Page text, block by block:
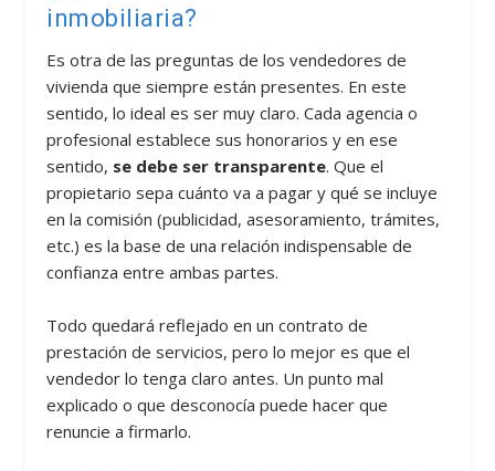
inmobiliaria?
Es otra de las preguntas de los vendedores de
vivienda que siempre están presentes. En este
sentido, lo ideal es ser muy claro. Cada agencia o
profesional establece sus honorarios y en ese
sentido, se debe ser transparente. Que el
propietario sepa cuánto va a pagar y qué se incluye
en la comisión (publicidad, asesoramiento, trámites,
etc.) es la base de una relación indispensable de
confianza entre ambas partes.
Todo quedará reflejado en un contrato de
prestación de servicios, pero lo mejor es que el
vendedor lo tenga claro antes. Un punto mal
explicado o que desconocía puede hacer que
renuncie a firmarlo.